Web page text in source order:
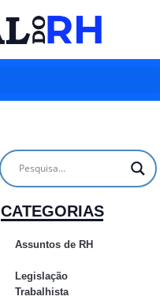
CATEGORIAS
Assuntos de RH
Legislação
Trabalhista